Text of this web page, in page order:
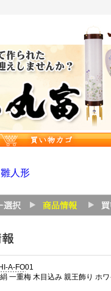
雛人形
A-FO01
一重梅 木目込み 親王飾り ホ